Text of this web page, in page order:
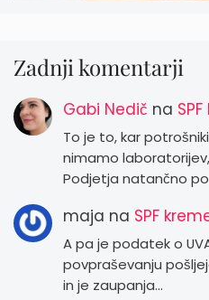
Zadnji komentarji
Gabi Nedič na
To je to, kar
nimamo
Podjetja natančno
maja na SPF
A pa je podatek o
povpraševanju
in je zaupanja…